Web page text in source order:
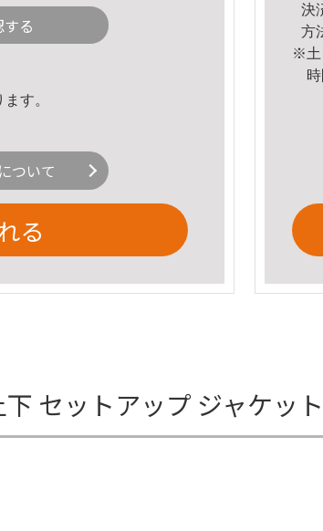
る
す。
ついて
る
決
方
※土
セットアップ ジャケッ